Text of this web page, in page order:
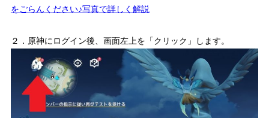
をごらんください♪写真で詳しく解説
２．原神にログイン後、画面左上を「クリック」します。